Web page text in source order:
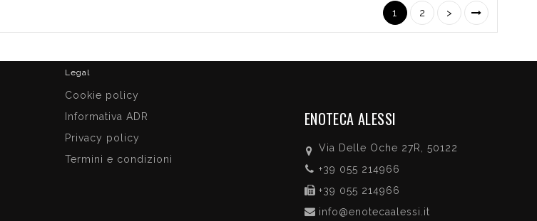
1 2 >
Legal
Cookie policy
Informativa ADR
Privacy policy
Termini e condizioni
ENOTECA ALESSI
Via Delle Oche 27R, 50122
+39 055 214966
+39 055 214966
info@enotecaalessi.it